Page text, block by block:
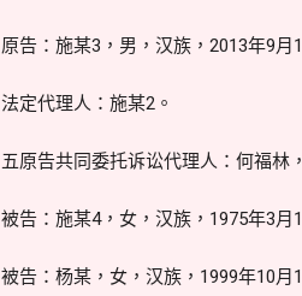
原告：施某3，男，汉族，2013年9
法定代理人：施某2。
五原告共同委托诉讼代理人：何福林
被告：施某4，女，汉族，1975年3月
被告：杨某，女，汉族，1999年10月